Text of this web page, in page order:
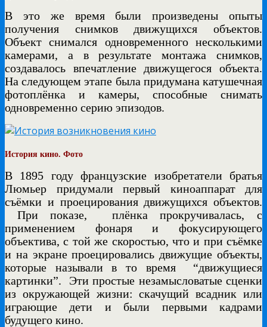
В это же время были произведены опыты
получения снимков движущихся объектов.
Объект снимался одновременного несколькими
камерами, а в результате монтажа снимков,
создавалось впечатление движущегося объекта.
На следующем этапе была придумана катушечная
фотоплёнка и камеры, способные снимать
одновременно серию эпизодов.
История кино. Фото
В 1895 году французские изобретатели братья
Люмьер придумали первый киноаппарат для
съёмки и проецирования движущихся объектов.
При показе,
плёнка прокручивалась, с
применением фонаря и фокусирующего
объектива, с той же скоростью, что и при съёмке
и на экране проецировались движущие объекты,
которые называли в то время “движущиеся
картинки”.
Эти простые незамысловатые сценки
из окружающей жизни: скачущий всадник или
играющие дети и были первыми кадрами
будущего кино.